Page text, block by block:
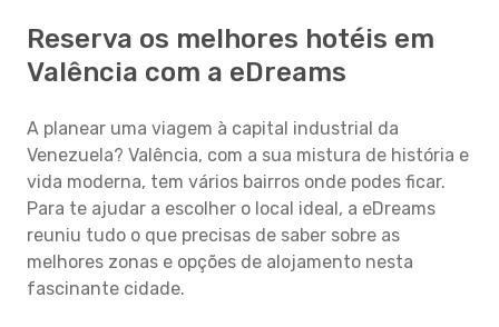
Reserva os melhores hotéis em
Valência com a eDreams
A planear uma viagem à capital industrial da
Venezuela? Valência, com a sua mistura de história e
vida moderna, tem vários bairros onde podes ficar.
Para te ajudar a escolher o local ideal, a eDreams
reuniu tudo o que precisas de saber sobre as
melhores zonas e opções de alojamento nesta
fascinante cidade.